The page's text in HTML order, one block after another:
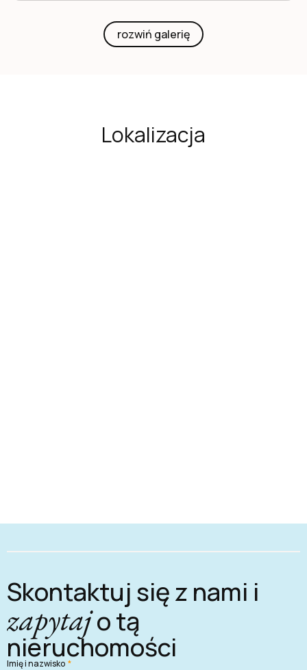
rozwiń galerię
Lokalizacja
Skontaktuj się z nami i
zapytajo tą
nieruchomości
Imię i nazwisko *